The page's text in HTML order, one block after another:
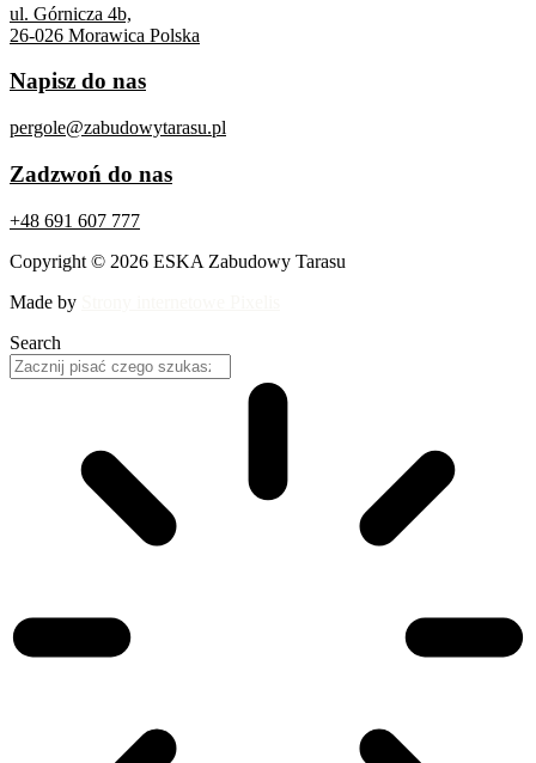
ul. Górnicza 4b,
26-026 Morawica Polska
Napisz do nas
pergole@zabudowytarasu.pl
Zadzwoń do nas
+48 691 607 777
Copyright © 2026 ESKA Zabudowy Tarasu
Made by
Search